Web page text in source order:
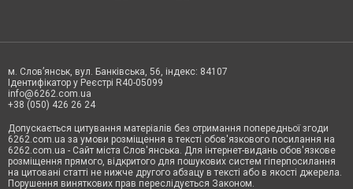
м. Слов’янськ, вул. Банківська, 56, індекс: 84107
Ідентифікатор у Реєстрі R40-05099
info@6262.com.ua
+38 (050) 426 26 24
Допускається цитування матеріалів без отримання попередньої згоди
6262.com.ua за умови розміщення в тексті обов'язкового посилання на
6262.com.ua - Сайт міста Слов'янська. Для інтернет-видань обов'язкове
розміщення прямого, відкритого для пошукових систем гіперпосилання
на цитовані статті не нижче другого абзацу в тексті або в якості джерела.
Порушення виняткових прав переслідується Законом.